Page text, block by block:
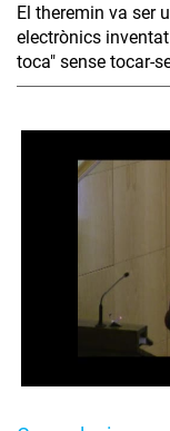
El theremin va ser
electrònics
toca" sense tocar-